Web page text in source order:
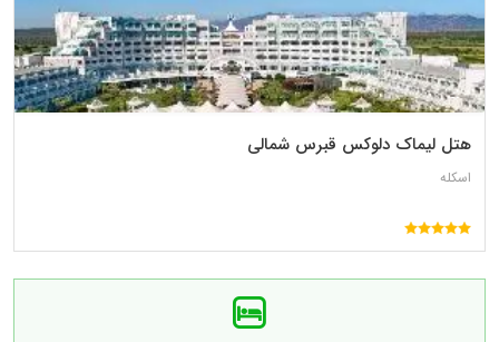
هتل لیماک دلوکس قبرس شمالی
اسکله